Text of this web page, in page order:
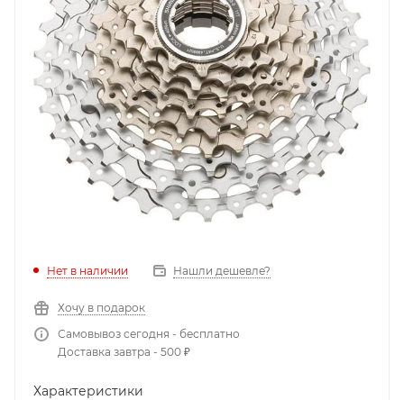
Нет в наличии Нашли дешевле?
Хочу в подарок
Самовывоз сегодня - бесплатно
Доставка завтра - 500 ₽
Характеристики